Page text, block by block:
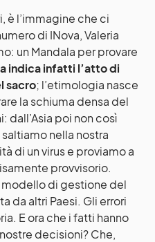
è l’immagine che ci
di INova, Valeria
un Mandala per provare
indica infatti l’atto di
sacro; l’etimologia nasce
la schiuma densa del
dall’Asia poi non così
nella nostra
di un virus e proviamo a
provvisorio.
modello di gestione del
da altri Paesi. Gli errori
E ora che i fatti hanno
decisioni? Che,